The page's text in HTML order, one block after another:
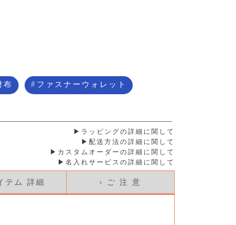
布 ファスナーウォレット
ラッピングの詳細に関して
配送方法の詳細に関して
カスタムオーダーの詳細に関して
名入れサービスの詳細に関して
テム 詳細 » ご 注 意